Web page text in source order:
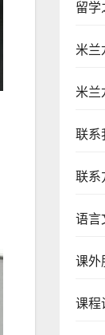
留学
米兰
米兰
联系
联系
语言
课外
课程